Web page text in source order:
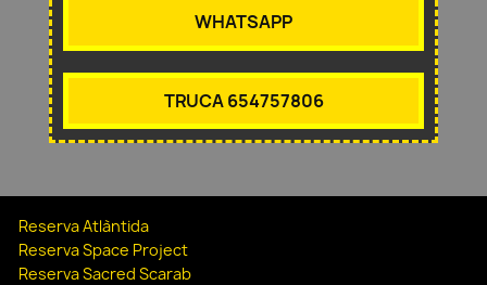
WHATSAPP
TRUCA 654757806
Reserva Atlàntida
Reserva Space Project
Reserva Sacred Scarab